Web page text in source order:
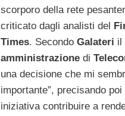
scorporo della rete
criticato dagli analisti del
Times. Secondo Galateri il
amministrazionedi
una decisione che mi
importante”, precisando
iniziativa contribuire a